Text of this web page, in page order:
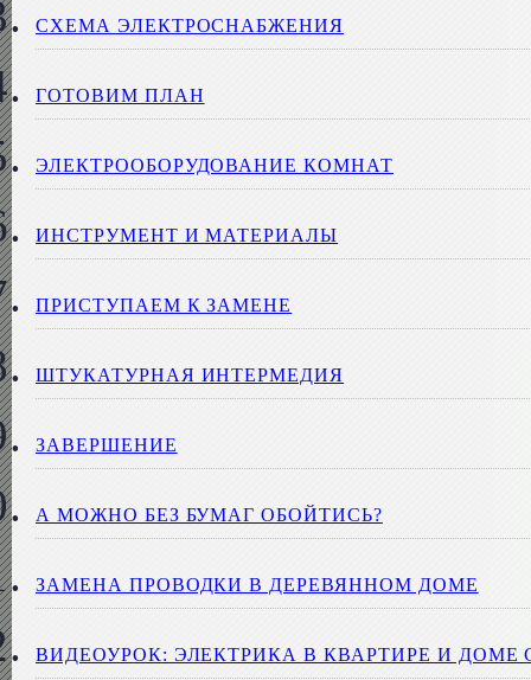
СХЕМА ЭЛЕКТРОСНАБЖЕНИЯ
ГОТОВИМ ПЛАН
ЭЛЕКТРООБОРУДОВАНИЕ КОМНАТ
ИНСТРУМЕНТ И МАТЕРИАЛЫ
ПРИСТУПАЕМ К ЗАМЕНЕ
ШТУКАТУРНАЯ ИНТЕРМЕДИЯ
ЗАВЕРШЕНИЕ
А МОЖНО БЕЗ БУМАГ ОБОЙТИСЬ?
ЗАМЕНА ПРОВОДКИ В ДЕРЕВЯННОМ ДОМЕ
ВИДЕОУРОК: ЭЛЕКТРИКА В КВАРТИРЕ И